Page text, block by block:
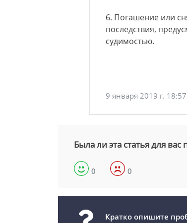
6. Погашение или
последствия,
судимостью.
9 января 2019 г. 18:57
Была ли эта статья для вас
0 0
Кратко опишите